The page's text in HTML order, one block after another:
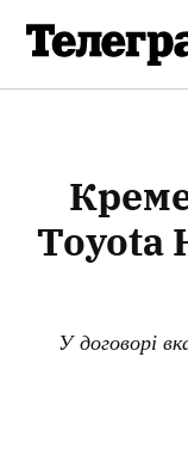
вмісту
Toyota
У договорі